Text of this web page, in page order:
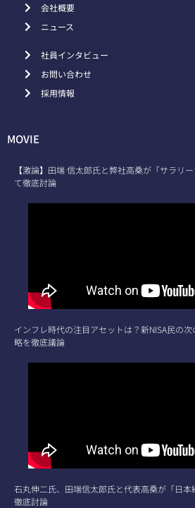
会社概要
ニュース
社員インタビュー
お問い合わせ
採用情報
MOVIE
【激論】田端 信太郎氏と弊社高桑が「サラリ
て徹底討論
インフレ時代の注目アセットは？新NISA民の
略を徹底議論
石丸伸二氏、田端信太郎氏と代表高桑が「日
徹底討論